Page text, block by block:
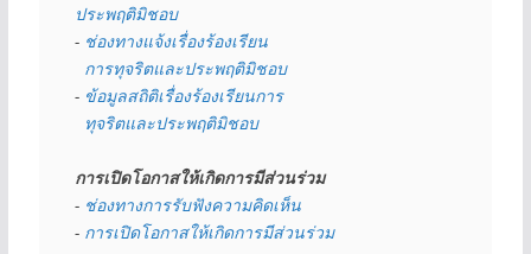
ประพฤติมิชอบ
- ช่องทางแจ้งเรื่องร้องเรียน
  การทุจริตและประพฤติมิชอบ
- ข้อมูลสถิติเรื่องร้องเรียนการ
  ทุจริตและประพฤติมิชอบ
การเปิดโอกาสให้เกิดการมีส่วนร่วม
- ช่องทางการรับฟังความคิดเห็น
- การเปิดโอกาสให้เกิดการมีส่วนร่วม